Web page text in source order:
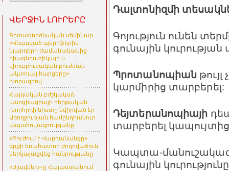
ՎԵՐՋԻՆ ԼՈՒՐԵՐԸ
Գիտագործնական սեմինար
«Վնասված պերիֆերիկ
նյարդերի ժամանակակից
դիագնոստիկայի և
վիրաբուժական բուժման
ակտուալ հարցերը»
խորագրով
Հայկական բժշկական
ասոցիացիայի հերթական
խորհրդի նիստը նվիրված էր
Առողջության համընդհանուր
ապահովագրությանը
«Բուժում է Վարդանանցը»
գրքի եռահատոր ժողովածուն
ներկայացվեց հանրությանը
«Սլավմեդ»-ը Հայաստանում
Դալտոնիզմի
Գոյություն ունեն
գունային
Պրոտանոպիան
կարմիրից տարբերել:
Դեյտերանոպիայի
տարբերել
Կապտա-
գունային